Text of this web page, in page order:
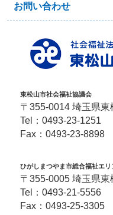
お問い合わせ
東松山市社会福祉協議会
〒355-0014 埼玉県
Tel： 0493-23-1251
Fax：0493-23-8898
ひがしまつやま市総合福祉エリ
〒355-0005 埼玉県
Tel： 0493-21-5556
Fax：0493-25-3305